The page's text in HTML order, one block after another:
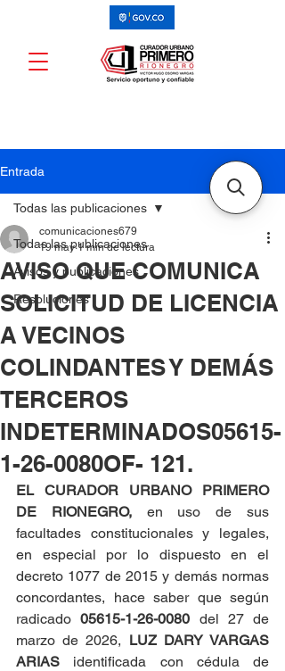
Entrada
Todas las publicaciones
Avisos y publicaciones
Resoluciones
Todas las publicaciones
AVISO QUE COMUNICA
SOLICITUD DE LICENCIA
A VECINOS
COLINDANTES Y DEMÁS
TERCEROS
INDETERMINADOS05615-
1-26-0080OF- 121.
comunicaciones679
19 may 1 min de lectura
EL CURADOR URBANO PRIMERO
DE RIONEGRO, en uso de sus
facultades constitucionales y legales,
en especial por lo dispuesto en el
decreto 1077 de 2015 y demás normas
concordantes, hace saber que según
radicado 05615-1-26-0080 del 27 de
marzo de 2026, LUZ DARY VARGAS
ARIAS identificada con cédula de